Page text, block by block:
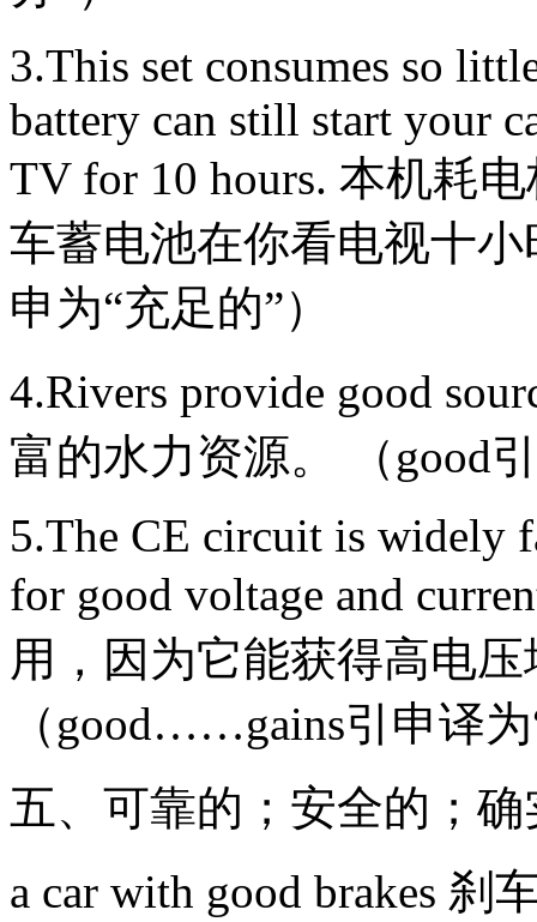
3.This set consumes so
battery can still start your
TV for 10 hours. 本机耗
车蓄电池在你看电视十
申为“充足的”）
4.Rivers provide good
富的水力资源。 （
5.The CE circuit is widely
for good voltage and
用，因为它能获得高电
（good……gains引申
五、可靠的；安全的
a car with good brakes